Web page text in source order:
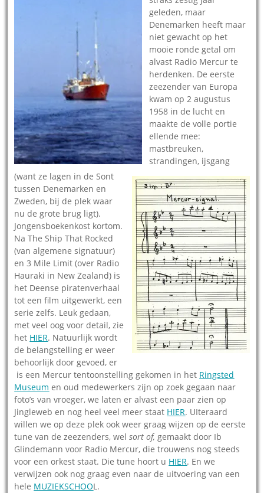
geleden, maar
Denemarken heeft maar
niet gewacht op het
mooie ronde getal om
alvast Radio Mercur te
herdenken. De eerste
zeezender van Europa
kwam op 2 augustus
1958 in de lucht en
maakte de volle portie
ellende mee:
mastbreuken,
strandingen, ijsgang
(want ze lagen in de Sont
tussen Denemarken en
Zweden, bij de plek waar
nu de grote brug ligt).
Jongensboekenkost kortom.
Na The Ship That Rocked
(van algemene signatuur)
en 3 Mile Limit (over Radio
Hauraki in New Zealand) is
het Deense piratenverhaal
tot een film uitgewerkt, een
serie zelfs. Leuk gedaan,
met veel oog voor detail, zie
het HIER. Natuurlijk wordt
de belangstelling er weer
behoorlijk door gevoed, er
is een Mercur tentoonstelling gekomen in het Ringsted
Museum en oud medewerkers zijn op zoek gegaan naar
foto’s van vroeger, we laten er alvast een paar zien op
Jingleweb en nog heel veel meer staat HIER. UIteraard
willen we op deze plek ook weer graag wijzen op de eerste
tune van de zeezenders, welsort of, gemaakt door Ib
Glindemann voor Radio Mercur, die trouwens nog steeds
voor een orkest staat. Die tune hoort u HIER. En we
verwijzen ook nog graag even naar de uitvoering van een
hele MUZIEKSCHOOL.